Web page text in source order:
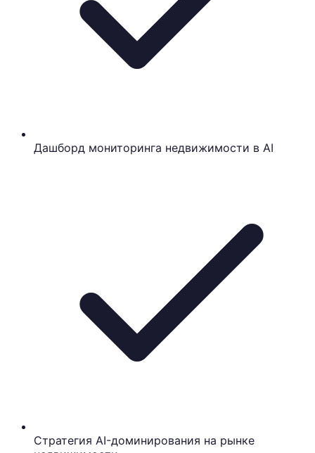
Дашборд мониторинга недвижимости в AI
Стратегия AI-доминирования на рынке